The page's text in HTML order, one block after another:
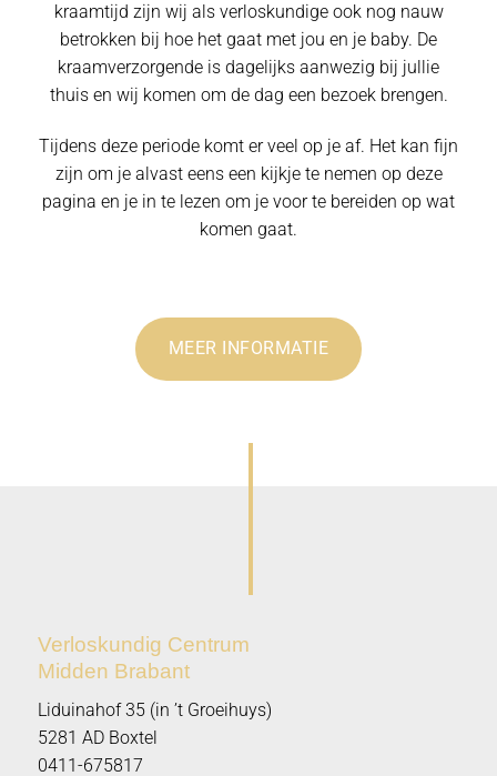
kraamtijd zijn wij als verloskundige ook nog nauw
betrokken bij hoe het gaat met jou en je baby. De
kraamverzorgende is dagelijks aanwezig bij jullie
thuis en wij komen om de dag een bezoek brengen.
Tijdens deze periode komt er veel op je af. Het kan fijn
zijn om je alvast eens een kijkje te nemen op deze
pagina en je in te lezen om je voor te bereiden op wat
komen gaat.
MEER INFORMATIE
Verloskundig Centrum
Midden Brabant
Liduinahof 35 (in ’t Groeihuys)
5281 AD Boxtel
0411-675817